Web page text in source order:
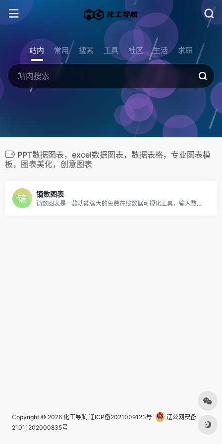
站内 常用 搜索 工具 社区 生活 求职
PPT数据图表，excel数据图表，数据表格，专业图表模
板，图表美化，创意图表
镝数图表
镝数图表是一款功能强大的免费在线数据可视化工具，输入数据即可一键生成可视化视频、网页交互图表制作，数据动图、矢量图表、信息图表；支持包括词云图，桑基图，玫瑰图，河流图，雷达图等近100种图表种类；提供上千种可视化模版，内容创作、媒体运营、营销海报、市场研究、论文写作、工作总结、个人简历等场景的可视化设计均可在镝数轻松稿定。
Copyright © 2026 化工导航 辽ICP备2021009123号
辽公网安备
21011202000835号